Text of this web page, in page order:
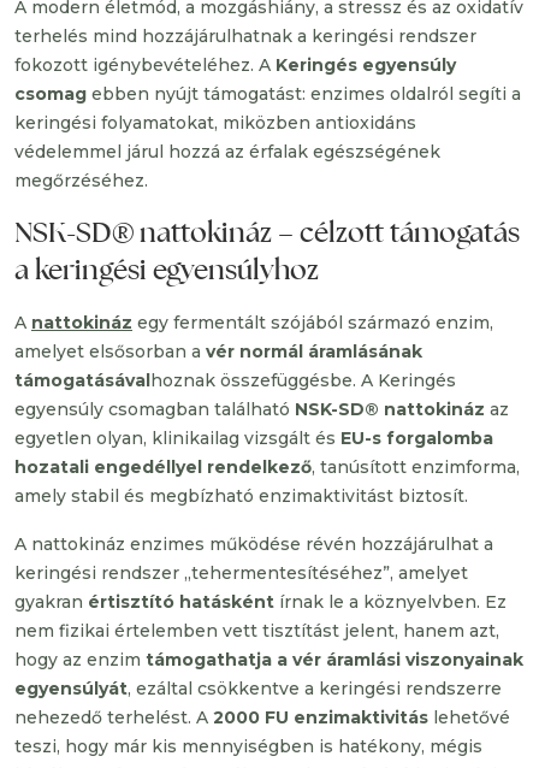
A modern életmód, a mozgáshiány, a stressz és az oxidatív
terhelés mind hozzájárulhatnak a keringési rendszer
fokozott igénybevételéhez. A Keringés egyensúly
csomag ebben nyújt támogatást: enzimes oldalról segíti a
keringési folyamatokat, miközben antioxidáns
védelemmel járul hozzá az érfalak egészségének
megőrzéséhez.
NSK-SD® nattokináz – célzott támogatás
a keringési egyensúlyhoz
A nattokináz egy fermentált szójából származó enzim,
amelyet elsősorban a vér normál áramlásának
támogatásávalhoznak összefüggésbe. A Keringés
egyensúly csomagban található NSK-SD® nattokináz az
egyetlen olyan, klinikailag vizsgált és EU-s forgalomba
hozatali engedéllyel rendelkező, tanúsított enzimforma,
amely stabil és megbízható enzimaktivitást biztosít.
A nattokináz enzimes működése révén hozzájárulhat a
keringési rendszer „tehermentesítéséhez”, amelyet
gyakran értisztító hatásként írnak le a köznyelvben. Ez
nem fizikai értelemben vett tisztítást jelent, hanem azt,
hogy az enzim támogathatja a vér áramlási viszonyainak
egyensúlyát, ezáltal csökkentve a keringési rendszerre
nehezedő terhelést. A 2000 FU enzimaktivitás lehetővé
teszi, hogy már kis mennyiségben is hatékony, mégis